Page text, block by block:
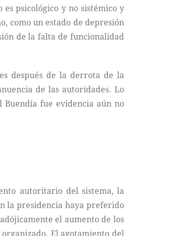
psicológico y no sistémico y
como un estado de depresión
de la falta de funcionalidad
después de la derrota de la
de las autoridades. Lo
fue evidencia aún no
autoritario del sistema, la
la presidencia haya preferido
el aumento de los
El agotamiento del